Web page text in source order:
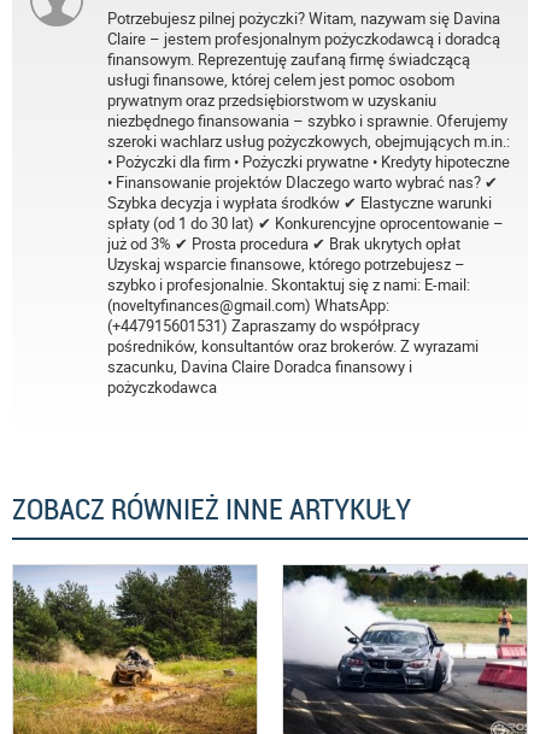
Potrzebujesz pilnej pożyczki? Witam, nazywam się Davina
Claire – jestem profesjonalnym pożyczkodawcą i doradcą
finansowym. Reprezentuję zaufaną firmę świadczącą
usługi finansowe, której celem jest pomoc osobom
prywatnym oraz przedsiębiorstwom w uzyskaniu
niezbędnego finansowania – szybko i sprawnie. Oferujemy
szeroki wachlarz usług pożyczkowych, obejmujących m.in.:
• Pożyczki dla firm • Pożyczki prywatne • Kredyty hipoteczne
• Finansowanie projektów Dlaczego warto wybrać nas? ✔
Szybka decyzja i wypłata środków ✔ Elastyczne warunki
spłaty (od 1 do 30 lat) ✔ Konkurencyjne oprocentowanie –
już od 3% ✔ Prosta procedura ✔ Brak ukrytych opłat
Uzyskaj wsparcie finansowe, którego potrzebujesz –
szybko i profesjonalnie. Skontaktuj się z nami: E-mail:
(noveltyfinances@gmail.com) WhatsApp:
(+447915601531) Zapraszamy do współpracy
pośredników, konsultantów oraz brokerów. Z wyrazami
szacunku, Davina Claire Doradca finansowy i
pożyczkodawca
ZOBACZ RÓWNIEŻ INNE ARTYKUŁY